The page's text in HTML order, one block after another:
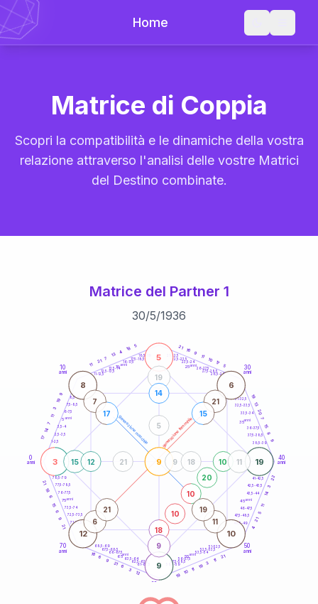
Home
Matrice di Coppia
Scopri la compatibilità e le dinamiche della vostra
relazione attraverso l'analisi delle vostre Matrici
del Destino combinate.
Matrice del Partner 1
30/5/1936
generazione maschile generazione femminile
0
anni
10
anni
30
anni
40
anni
50
anni
60
70
anni
1-2,5
2,5-3,5
3,5-4
6-7,5
7,5-8,5
8,5-9
11-12,5
12,5-13,5
13,5-14
16-17,5
17,5-18,5
18,5-19
21-22,5
22,5-23,5
23,5-24
26-27,5
27,5-28,5
28,5-29
31-32,5
32,5-33,5
33,5-34
36-37,5
37,5-38,5
38,5-39
41-42,5
42,5-43,5
43,5-44
46-47,5
47,5-48,5
48,5-49
51-52,5
52,5-53,5
53,5-54
56-57,5
57,5-58,5
58,5-59
61-62,5
62,5-63,5
63,5-64
66-67,5
67,5-68,5
68,5-69
71-72,5
72,5-73,5
73,5-74
76-77,5
77,5-78,5
78,5-79
17
14
7
11
3
19
9
11
21
7
13
4
18 5 21
16
9
11
10
17
5
19
13
20
7
15
8
9
22
3
14
11
5
21
4
21
11
3
19
11
10
19
12
3
6
21
9
6
18
21
9
6
15
6
18
21
3
5
19
9
9
8 6
12 10
18
10
10
20
10
15
19
11
9
12
14
9 18
21
5
7
17
21
15
6
21
11
19
5anni
15 anni 25anni
35anni
45anni
55anni
65anni
75anni